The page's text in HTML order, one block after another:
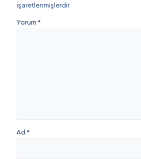
işaretlenmişlerdir
Yorum *
Ad *